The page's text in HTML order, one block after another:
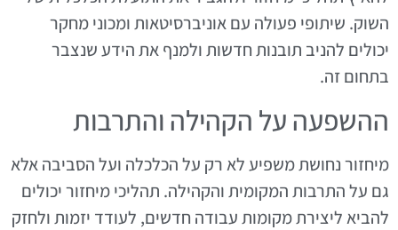
השוק. שיתופי פעולה עם אוניברסיטאות ומכוני מחקר
יכולים להניב תובנות חדשות ולמנף את הידע שנצבר
בתחום זה.
ההשפעה על הקהילה והתרבות
מיחזור נחושת משפיע לא רק על הכלכלה ועל הסביבה אלא
גם על התרבות המקומית והקהילה. תהליכי מיחזור יכולים
להביא ליצירת מקומות עבודה חדשים, לעודד יזמות ולחזק